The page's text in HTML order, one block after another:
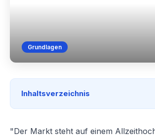
Grundlagen
Inhaltsverzeichnis
"Der Markt steht auf einem